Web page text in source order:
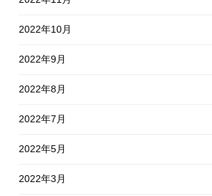
2022年10月
2022年9月
2022年8月
2022年7月
2022年5月
2022年3月